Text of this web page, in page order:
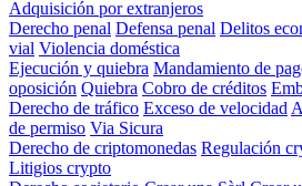
Adquisición por extranjeros
Derecho penal Defensa penal Delitos
vial Violencia doméstica
Ejecución y quiebra Mandamiento de
oposición Quiebra Cobro de créditos
Derecho de tráfico Exceso de velocidad
de permiso Via Sicura
Derecho de criptomonedas Regulación
Litigios crypto